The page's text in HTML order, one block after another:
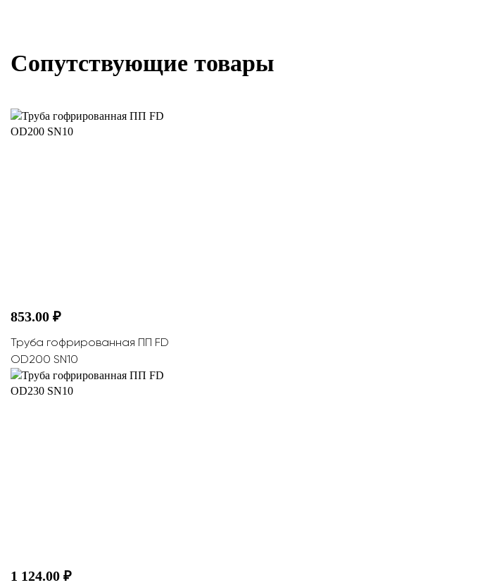
Сопутствующие товары
853.00 ₽
Труба гофрированная ПП FD
OD200 SN10
1 124.00 ₽